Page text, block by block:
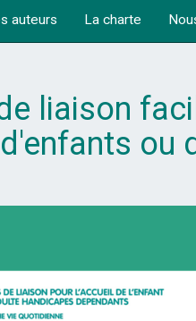
auteurs La charte
liaison
ou